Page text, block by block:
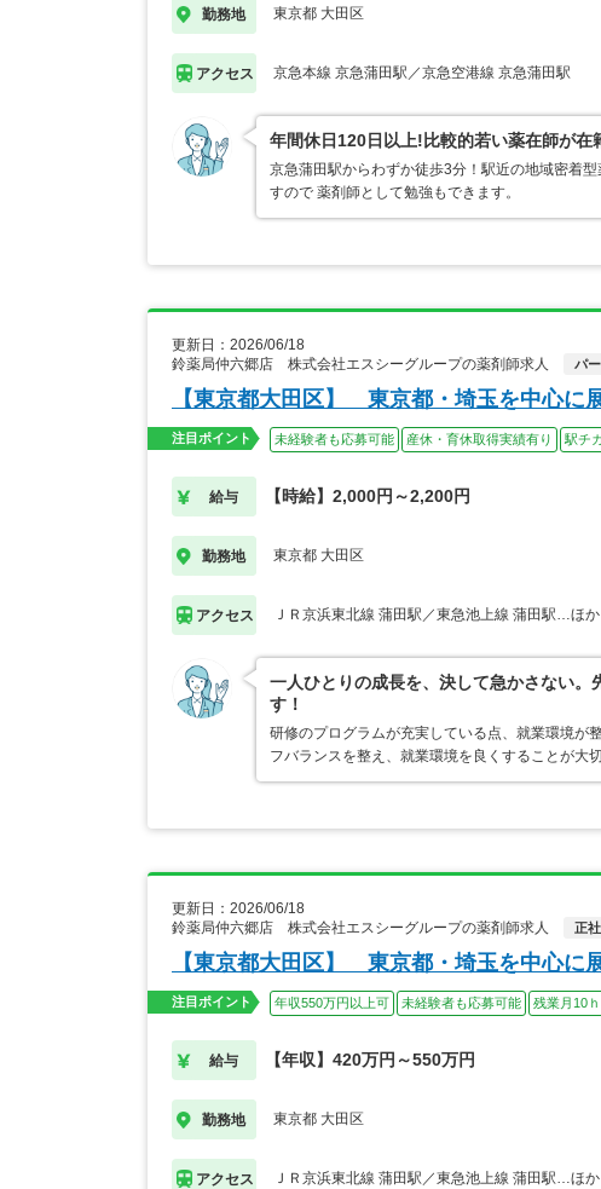
勤務地 東京都 大田区
アクセス 京急本線 京急蒲田駅／京急空港線 京急蒲田駅
年間休日120日以上!比較的若い薬在師が在
京急蒲田駅からわずか徒歩3分！駅近の地域密着
すので 薬剤師として勉強もできます。
更新日：2026/06/18
鈴薬局仲六郷店 株式会社エスシーグループの薬剤師求人
パ
【東京都大田区】 東京都・埼玉を中心に
注目ポイント 未経験者も応募可能 産休・育休取得実績有り 駅チ
給与 【時給】2,000円～2,200円
勤務地 東京都 大田区
アクセス ＪＲ京浜東北線 蒲田駅／東急池上線 蒲田駅…ほか
一人ひとりの成長を、決して急かさない。
す！
研修のプログラムが充実している点、就業環境が
フバランスを整え、就業環境を良くすることが
更新日：2026/06/18
鈴薬局仲六郷店 株式会社エスシーグループの薬剤師求人
正
【東京都大田区】 東京都・埼玉を中心に
注目ポイント 年収550万円以上可 未経験者も応募可能 残業月10
給与 【年収】420万円～550万円
勤務地 東京都 大田区
アクセス ＪＲ京浜東北線 蒲田駅／東急池上線 蒲田駅…ほか